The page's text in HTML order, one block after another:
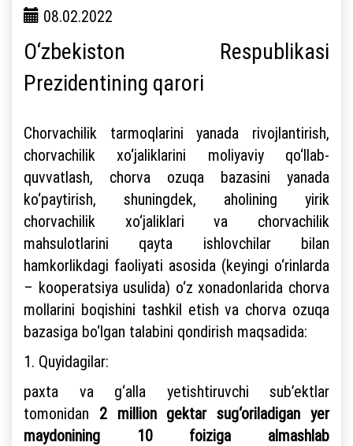
08.02.2022
O‘zbekiston Respublikasi
Prezidentining qarori
Chorvachilik tarmoqlarini yanada rivojlantirish,
chorvachilik xo‘jaliklarini moliyaviy qo‘llab-
quvvatlash, chorva ozuqa bazasini yanada
ko‘paytirish, shuningdek, aholining yirik
chorvachilik xo‘jaliklari va chorvachilik
mahsulotlarini qayta ishlovchilar bilan
hamkorlikdagi faoliyati asosida (keyingi o‘rinlarda
– kooperatsiya usulida) o‘z xonadonlarida chorva
mollarini boqishini tashkil etish va chorva ozuqa
bazasiga bo‘lgan talabini qondirish maqsadida:
1. Quyidagilar:
paxta va g‘alla yetishtiruvchi sub’ektlar
tomonidan 2 million gektar sug‘oriladigan yer
maydonining 10 foiziga almashlab